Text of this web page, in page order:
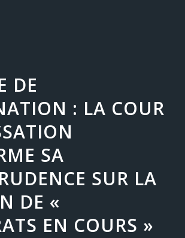
DE
: LA COUR
SA
SUR LA
DE «
EN COURS »